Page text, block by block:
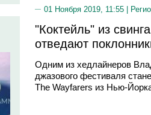
01 Ноября 2019, 11:55 |
"Коктейль" из
отведают
Одним из хедлайнеров
джазового фестиваля
The Wayfarers из Нью-